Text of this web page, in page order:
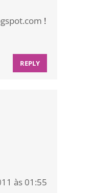
!
REPLY
às 01:55